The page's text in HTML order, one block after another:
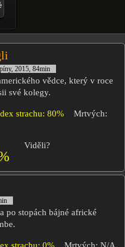
2015, 84min
vědce, který v roce
své kolegy.
strachu: 80%
Mrtvých:
Viděli?
po stopách bájné africké